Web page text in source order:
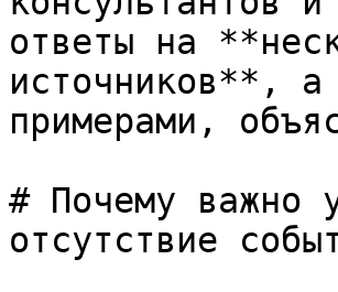
ответы на
источников**, а
примерами,
# Почему важно
отсутствие